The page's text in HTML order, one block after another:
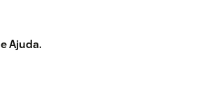
Ajuda.